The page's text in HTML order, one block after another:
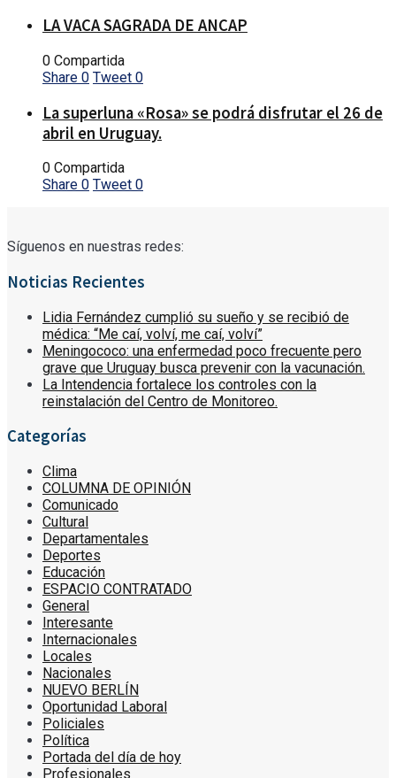
LA VACA SAGRADA DE ANCAP
0 Compartida
Share 0 Tweet 0
La superluna «Rosa» se podrá disfrutar el 26 de
abril en Uruguay.
0 Compartida
Share 0 Tweet 0
Síguenos en nuestras redes:
Noticias Recientes
Lidia Fernández cumplió su sueño y se recibió de
médica: “Me caí, volví, me caí, volví”
Meningococo: una enfermedad poco frecuente pero
grave que Uruguay busca prevenir con la vacunación.
La Intendencia fortalece los controles con la
reinstalación del Centro de Monitoreo.
Categorías
Clima
COLUMNA DE OPINIÓN
Comunicado
Cultural
Departamentales
Deportes
Educación
ESPACIO CONTRATADO
General
Interesante
Internacionales
Locales
Nacionales
NUEVO BERLÍN
Oportunidad Laboral
Policiales
Política
Portada del día de hoy
Profesionales